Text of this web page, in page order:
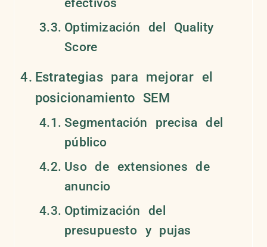
efectivos
Optimización del Quality
Score
Estrategias para mejorar el
posicionamiento SEM
Segmentación precisa del
público
Uso de extensiones de
anuncio
Optimización del
presupuesto y pujas